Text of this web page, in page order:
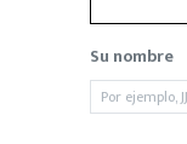
Su nombre